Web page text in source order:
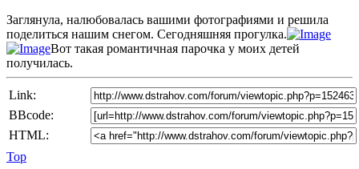
Заглянула, налюбовалась вашими фотографиями и решила
поделиться нашим снегом. Сегодняшняя прогулка.
Вот такая романтичная парочка у моих детей
получилась.
Link:
BBcode:
HTML:
Top